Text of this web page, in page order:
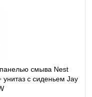
смыва Nest
с сиденьем Jay